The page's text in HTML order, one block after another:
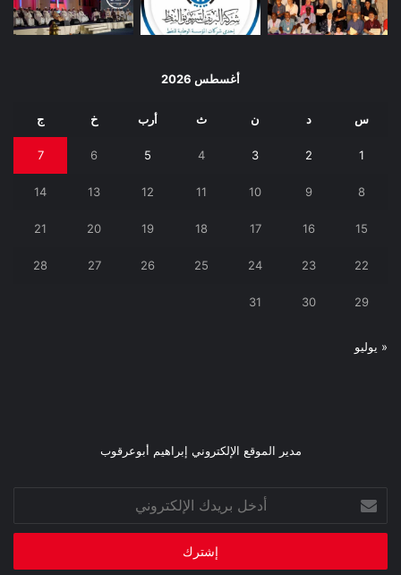
أغسطس 2026
س د ن ث أرب خ ج
1
2
3
4
5
6
7
8
9
10
11
12
13
14
15
16
17
18
19
20
21
22
23
24
25
26
27
28
29
30
31
« يوليو
مدير الموقع الإلكتروني إبراهيم أبوعرقوب
بريدك
الإلكتروني